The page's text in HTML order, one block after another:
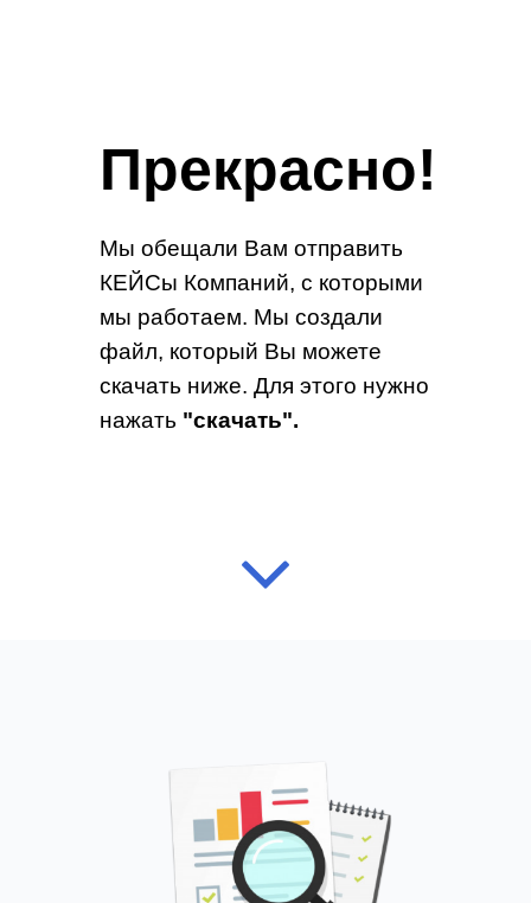
Прекрасно!
Мы обещали Вам отправить
КЕЙСы Компаний, с которыми
мы работаем. Мы создали
файл, который Вы можете
скачать ниже. Для этого нужно
нажать "скачать".